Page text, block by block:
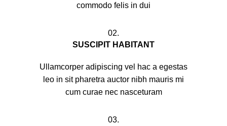
commodo felis in dui
02.
SUSCIPIT HABITANT
Ullamcorper adipiscing vel hac a egestas
leo in sit pharetra auctor nibh mauris mi
cum curae nec nasceturam
03.